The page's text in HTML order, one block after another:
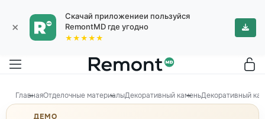
×
Скачай приложениеи пользуйся
RemontMD где угодно
★★★★★
ГлавнаяОтделочные материалыДекоративный каменьДекоративный
ДЕМО